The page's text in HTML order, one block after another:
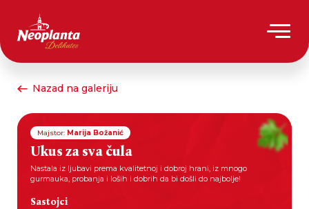
Nazad na galeriju
Majstor: Marija Božanić
Ukus za sva čula
Nastala iz ljubavi prema kvalitetnoj i dobroj hrani, iz mnogo
gurmauka, probanja i loših i dobrih da bi došli do najbolje!
Sastojci